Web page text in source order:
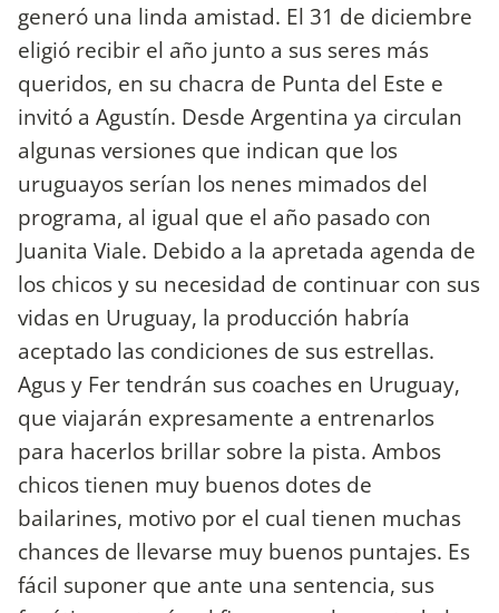
generó una linda amistad. El 31 de diciembre
eligió recibir el año junto a sus seres más
queridos, en su chacra de Punta del Este e
invitó a Agustín. Desde Argentina ya circulan
algunas versiones que indican que los
uruguayos serían los nenes mimados del
programa, al igual que el año pasado con
Juanita Viale. Debido a la apretada agenda de
los chicos y su necesidad de continuar con sus
vidas en Uruguay, la producción habría
aceptado las condiciones de sus estrellas.
Agus y Fer tendrán sus coaches en Uruguay,
que viajarán expresamente a entrenarlos
para hacerlos brillar sobre la pista. Ambos
chicos tienen muy buenos dotes de
bailarines, motivo por el cual tienen muchas
chances de llevarse muy buenos puntajes. Es
fácil suponer que ante una sentencia, sus